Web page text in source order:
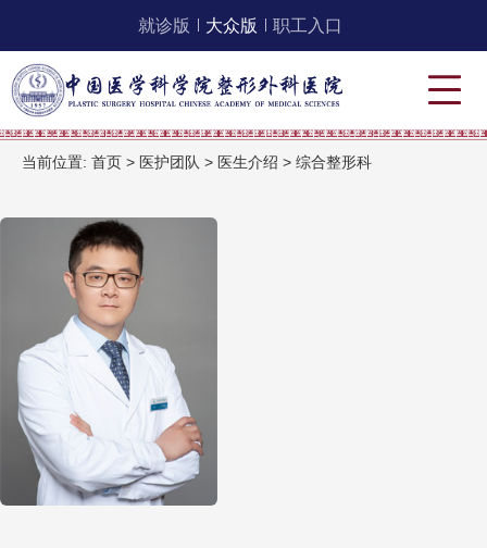
就诊版 大众版 职工入口
当前位置: 首页 > 医护团队 > 医生介绍 > 综合整形科